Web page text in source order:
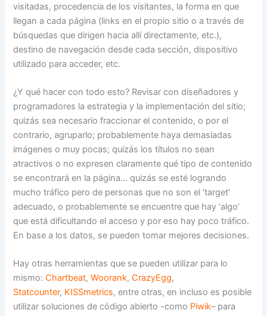
visitadas, procedencia de los visitantes, la forma en que
llegan a cada página (links en el propio sitio o a través de
búsquedas que dirigen hacia allí directamente, etc.),
destino de navegación desde cada sección, dispositivo
utilizado para acceder, etc.
¿Y qué hacer con todo esto? Revisar con diseñadores y
programadores la estrategia y la implementación del sitio;
quizás sea necesario fraccionar el contenido, o por el
contrario, agruparlo; probablemente haya demasiadas
imágenes o muy pocas; quizás los títulos no sean
atractivos o no expresen claramente qué tipo de contenido
se encontrará en la página… quizás se esté logrando
mucho tráfico pero de personas que no son el ‘target’
adecuado, o probablemente se encuentre que hay ‘algo’
que está dificultando el acceso y por eso hay poco tráfico.
En base a los datos, se pueden tomar mejores decisiones.
Hay otras herramientas que se pueden utilizar para lo
mismo:Chartbeat,Woorank,CrazyEgg,
Statcounter, KISSmetrics, entre otras, en incluso es posible
utilizar soluciones de código abierto -como Piwik– para